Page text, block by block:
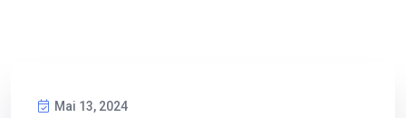
Mai 13, 2024